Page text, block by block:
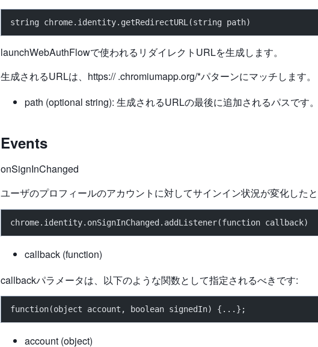
string chrome.identity.getRedirectURL(string path)
launchWebAuthFlowで使われるリダイレクトURLを生成します。
生成されるURLは、https:// .chromiumapp.org/*パターンにマッチします。
path (optional string): 生成されるURLの最後に追加されるパスです。
Events
onSignInChanged
ユーザのプロフィールのアカウントに対してサインイン状況が変化したと
chrome.identity.onSignInChanged.addListener(function callback)
callback (function)
callbackパラメータは、以下のような関数として指定されるべきです:
function(object account, boolean signedIn) {...};
account (object)